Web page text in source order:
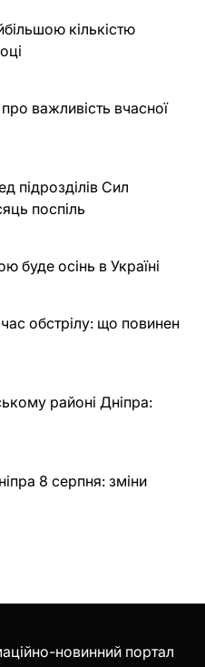
кількістю
важливість вчасної
підрозділів Сил
поспіль
буде осінь в Україні
обстрілу: що повинен
районі Дніпра:
8 серпня: зміни
новинний портал